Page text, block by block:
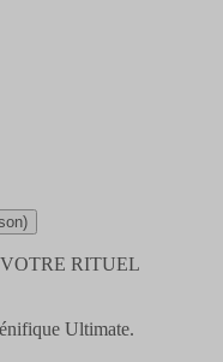
RITUEL
Ultimate.